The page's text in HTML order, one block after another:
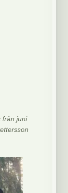
från juni